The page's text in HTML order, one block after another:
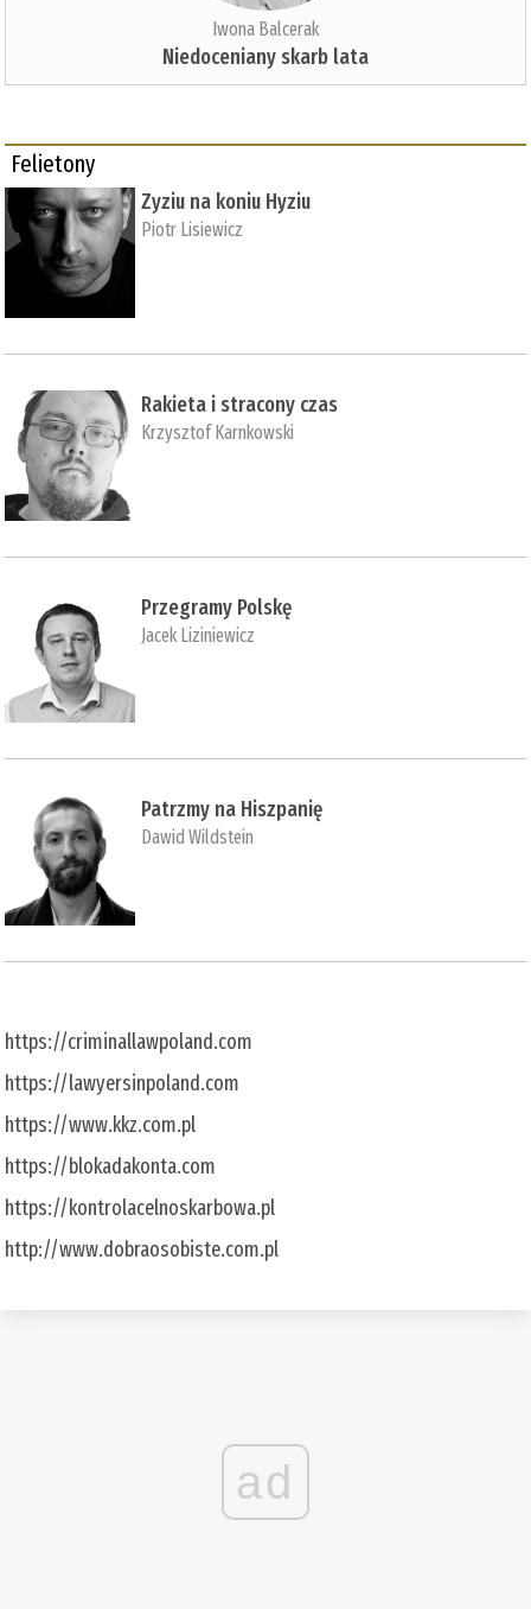
Iwona Balcerak
Niedoceniany skarb lata
Felietony
Zyziu na koniu Hyziu
Piotr Lisiewicz
Rakieta i stracony czas
Krzysztof Karnkowski
Przegramy Polskę
Jacek Liziniewicz
Patrzmy na Hiszpanię
Dawid Wildstein
https://criminallawpoland.com
https://lawyersinpoland.com
https://www.kkz.com.pl
https://blokadakonta.com
https://kontrolacelnoskarbowa.pl
http://www.dobraosobiste.com.pl
ad